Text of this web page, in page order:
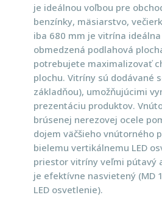
je ideálnou voľbou pre
benzínky, mäsiarstvo,
iba 680 mm je vitrína
obmedzená podlahová
potrebujete maximalizovať
plochu. Vitríny sú dodávané
základňou), umožňujúcimi
prezentáciu produktov.
brúsenej nerezovej ocele
dojem väčšieho vnútorného
bielemu vertikálnemu LED
priestor vitríny veľmi pútavý
je efektívne nasvietený (MD
LED osvetlenie).